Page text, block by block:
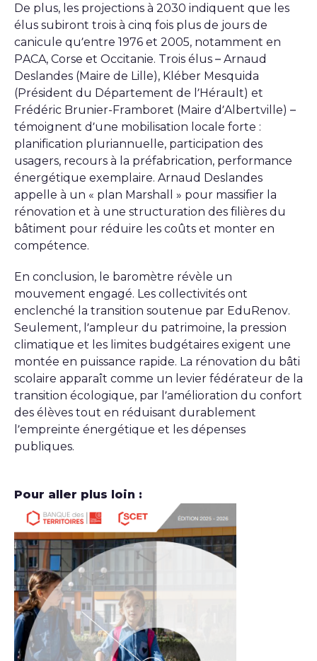
De plus, les projections à 2030 indiquent que les
élus subiront trois à cinq fois plus de jours de
canicule qu’entre 1976 et 2005, notamment en
PACA, Corse et Occitanie. Trois élus – Arnaud
Deslandes (Maire de Lille), Kléber Mesquida
(Président du Département de l’Hérault) et
Frédéric Brunier-Framboret (Maire d’Albertville) –
témoignent d’une mobilisation locale forte :
planification pluriannuelle, participation des
usagers, recours à la préfabrication, performance
énergétique exemplaire. Arnaud Deslandes
appelle à un « plan Marshall » pour massifier la
rénovation et à une structuration des filières du
bâtiment pour réduire les coûts et monter en
compétence.
En conclusion, le baromètre révèle un
mouvement engagé. Les collectivités ont
enclenché la transition soutenue par EduRenov.
Seulement, l’ampleur du patrimoine, la pression
climatique et les limites budgétaires exigent une
montée en puissance rapide. La rénovation du bâti
scolaire apparaît comme un levier fédérateur de la
transition écologique, par l’amélioration du confort
des élèves tout en réduisant durablement
l’empreinte énergétique et les dépenses
publiques.
Pour aller plus loin :